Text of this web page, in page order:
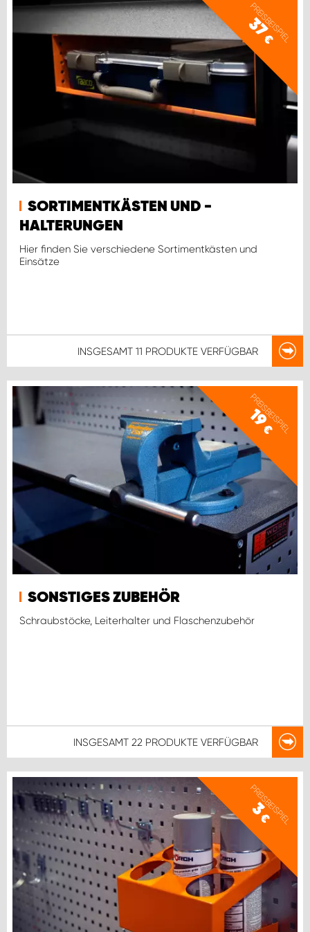
PREISBEISPIEL
37
€
SORTIMENTKÄSTEN UND -
HALTERUNGEN
Hier finden Sie verschiedene Sortimentkästen und
Einsätze
INSGESAMT 11 PRODUKTE VERFÜGBAR
PREISBEISPIEL
19
€
SONSTIGES ZUBEHÖR
Schraubstöcke, Leiterhalter und Flaschenzubehör
INSGESAMT 22 PRODUKTE VERFÜGBAR
PREISBEISPIEL
3
€